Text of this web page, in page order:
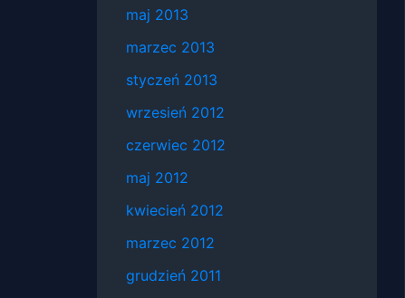
maj 2013
marzec 2013
styczeń 2013
wrzesień 2012
czerwiec 2012
maj 2012
kwiecień 2012
marzec 2012
grudzień 2011